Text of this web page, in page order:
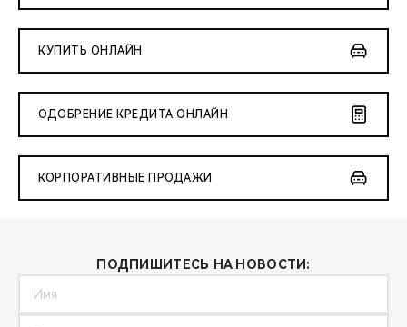
КУПИТЬ ОНЛАЙН
ОДОБРЕНИЕ КРЕДИТА ОНЛАЙН
КОРПОРАТИВНЫЕ ПРОДАЖИ
ПОДПИШИТЕСЬ НА НОВОСТИ: